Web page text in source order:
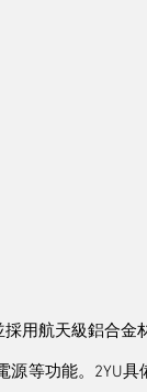
採用航天級鋁合
等功能。2YU